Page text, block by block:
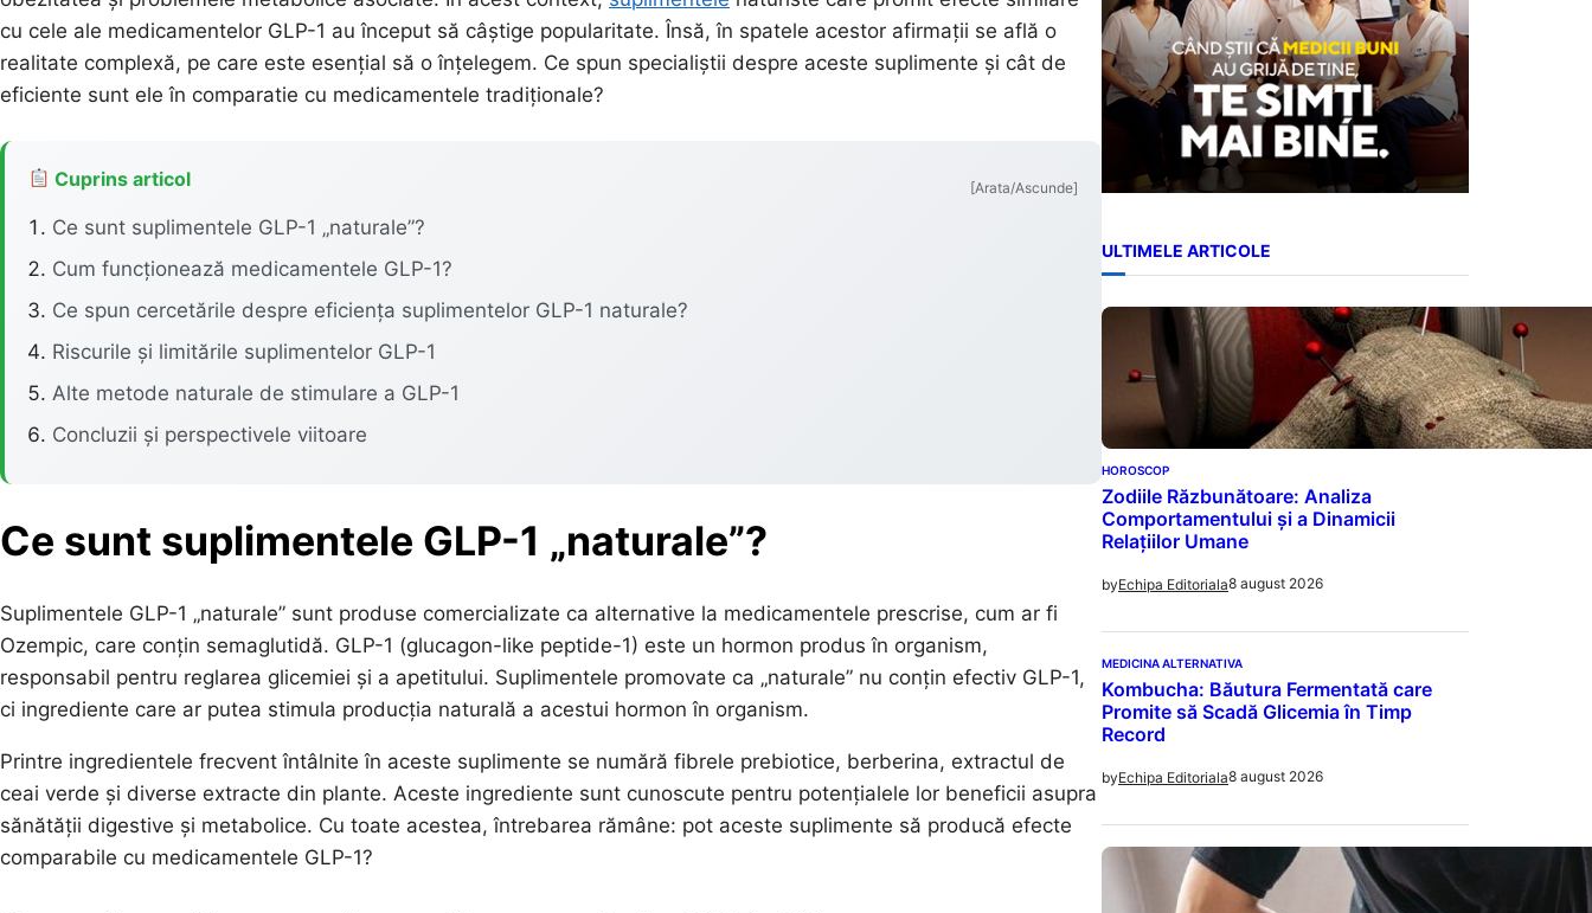
cu cele ale medicamentelor GLP-1 au început să câștige popularitate. Însă, în spatele acestor afirmații se află o
realitate complexă, pe care este esențial să o înțelegem. Ce spun specialiștii despre aceste suplimente și cât de
eficiente sunt ele în comparatie cu medicamentele tradiționale?
Cuprins articol [Arata/Ascunde]
Ce sunt suplimentele GLP-1 „naturale”?
Cum funcționează medicamentele GLP-1?
Ce spun cercetările despre eficiența suplimentelor GLP-1 naturale?
Riscurile și limitările suplimentelor GLP-1
Alte metode naturale de stimulare a GLP-1
Concluzii și perspectivele viitoare
Ce sunt suplimentele GLP-1 „naturale”?
Suplimentele GLP-1 „naturale” sunt produse comercializate ca alternative la medicamentele prescrise, cum ar fi
Ozempic, care conțin semaglutidă. GLP-1 (glucagon-like peptide-1) este un hormon produs în organism,
responsabil pentru reglarea glicemiei și a apetitului. Suplimentele promovate ca „naturale” nu conțin efectiv GLP-1,
ci ingrediente care ar putea stimula producția naturală a acestui hormon în organism.
Printre ingredientele frecvent întâlnite în aceste suplimente se numără fibrele prebiotice, berberina, extractul de
ceai verde și diverse extracte din plante. Aceste ingrediente sunt cunoscute pentru potențialele lor beneficii asupra
sănătății digestive și metabolice. Cu toate acestea, întrebarea rămâne: pot aceste suplimente să producă efecte
comparabile cu medicamentele GLP-1?
ULTIMELE ARTICOLE
HOROSCOP
Zodiile Răzbunătoare: Analiza
Comportamentului și a Dinamicii
Relațiilor Umane
byEchipa Editoriala8 august 2026
MEDICINA ALTERNATIVA
Kombucha: Băutura Fermentată care
Promite să Scadă Glicemia în Timp
Record
byEchipa Editoriala8 august 2026